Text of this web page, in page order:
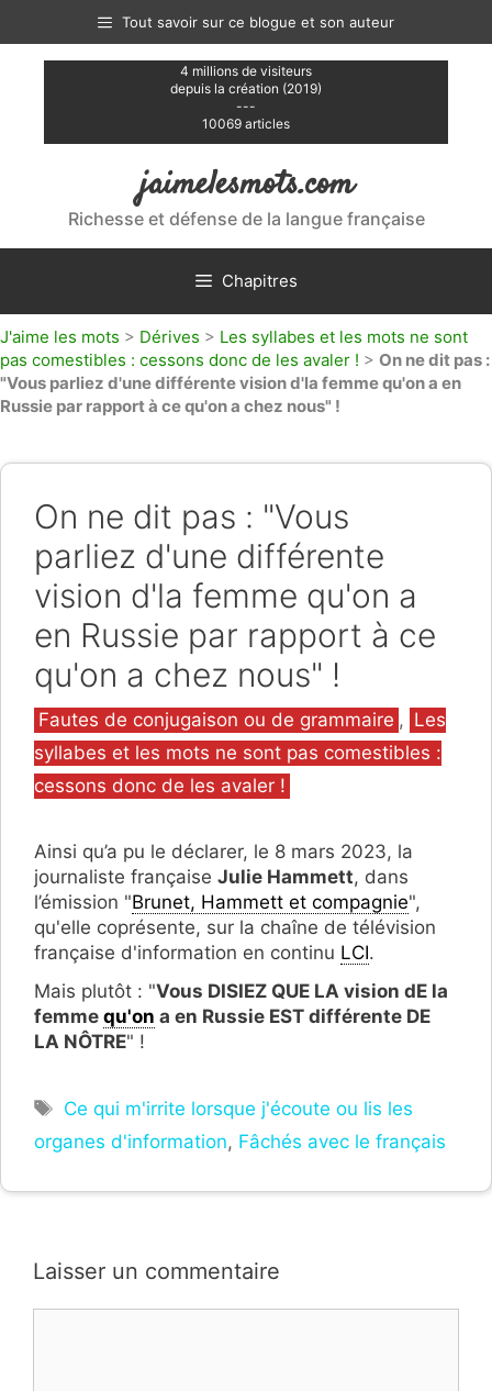
contenu
Tout savoir sur ce blogue et son auteur
4 millions de visiteurs
depuis la création (2019)
---
10069 articles
jaimelesmots.com
Richesse et défense de la langue française
Chapitres
J'aime les mots > Dérives > Les syllabes et les mots ne sont
pas comestibles : cessons donc de les avaler ! > On ne dit pas :
"Vous parliez d'une différente vision d'la femme qu'on a en
Russie par rapport à ce qu'on a chez nous" !
On ne dit pas : "Vous
parliez d'une différente
vision d'la femme qu'on a
en Russie par rapport à ce
qu'on a chez nous" !
Catégories
Fautes de conjugaison ou de grammaire , Les
syllabes et les mots ne sont pas comestibles :
cessons donc de les avaler !
Ainsi qu’a pu le déclarer, le 8 mars 2023, la
journaliste française Julie Hammett, dans
l’émission "Brunet, Hammett et compagnie",
qu'elle coprésente, sur la chaîne de télévision
française d'information en continu LCI.
Mais plutôt : "Vous DISIEZ QUE LA vision dE la
femme qu'on a en Russie EST différente DE
LA NÔTRE" !
Étiquettes
Ce qui m'irrite lorsque j'écoute ou lis les
organes d'information, Fâchés avec le français
Laisser un commentaire